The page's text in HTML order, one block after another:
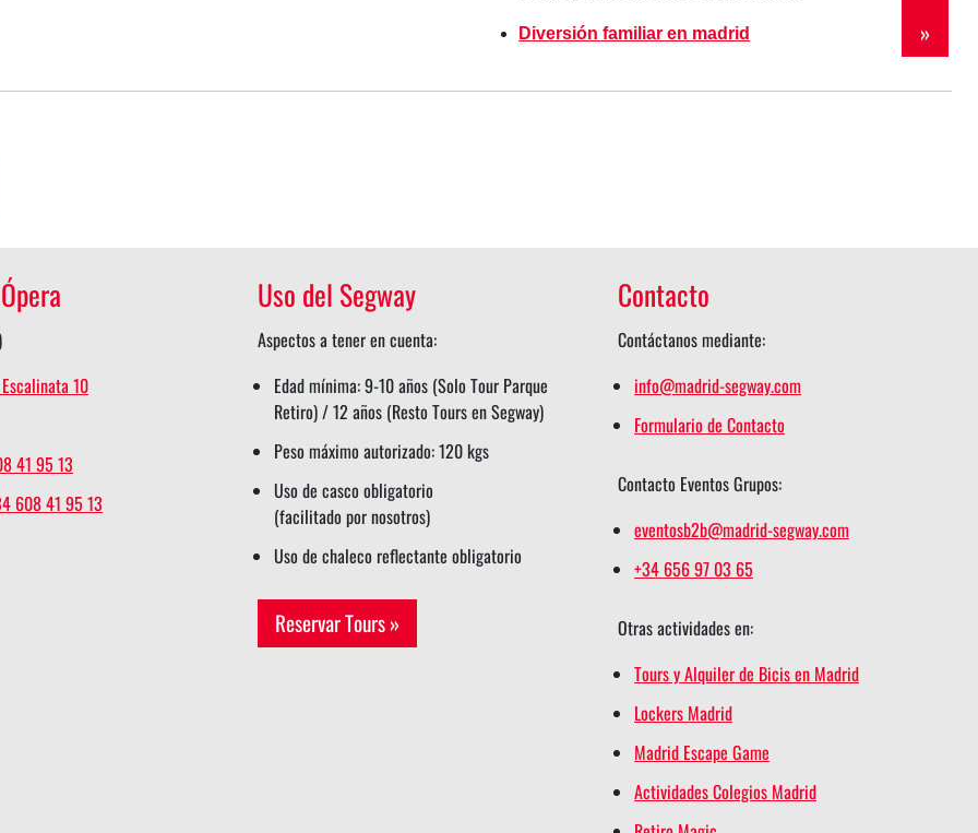
»
Diversión familiar en madrid
10
41 95 13
608 41 95 13
Uso del Segway
Aspectos a tener en cuenta:
Edad mínima: 9-10 años (Solo Tour Parque
Retiro) / 12 años (Resto Tours en Segway)
Peso máximo autorizado: 120 kgs
Uso de casco obligatorio
(facilitado por nosotros)
Uso de chaleco reflectante obligatorio
Reservar Tours »
Contacto
Contáctanos mediante:
info@madrid-segway.com
Formulario de Contacto
Contacto Eventos Grupos:
eventosb2b@madrid-segway.com
+34 656 97 03 65
Otras actividades en:
Tours y Alquiler de Bicis en Madrid
Lockers Madrid
Madrid Escape Game
Actividades Colegios Madrid